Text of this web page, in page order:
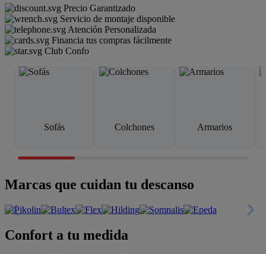
Precio Garantizado
Servicio de montaje disponible
Atención Personalizada
Financia tus compras fácilmente
Club Confo
Sofás Colchones Armarios
Marcas que cuidan tu descanso
Confort a tu medida